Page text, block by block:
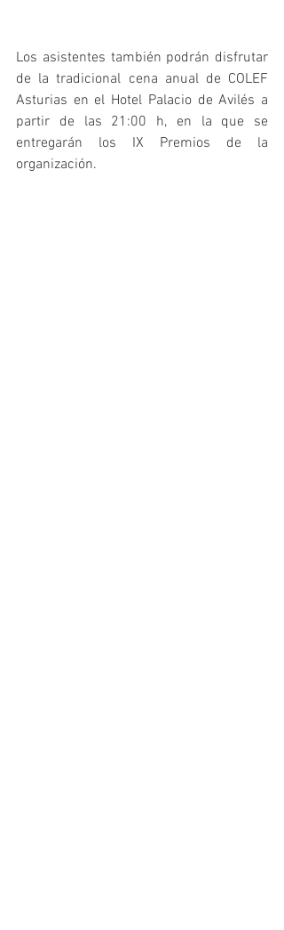
Los asistentes también podrán disfrutar
de la tradicional cena anual de COLEF
Asturias en el Hotel Palacio de Avilés a
partir de las 21:00 h, en la que se
entregarán los IX Premios de la
organización.